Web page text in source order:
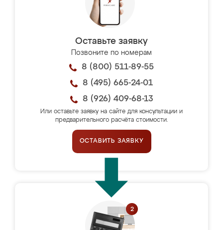
Оставьте заявку
Позвоните по номерам
8 (800) 511-89-55
8 (495) 665-24-01
8 (926) 409-68-13
Или оставьте заявку на сайте для консультации и
предварительного расчёта стоимости.
ОСТАВИТЬ ЗАЯВКУ